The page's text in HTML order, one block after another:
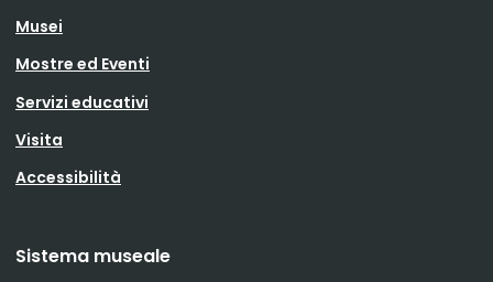
Musei
Mostre ed Eventi
Servizi educativi
Visita
Accessibilità
Sistema museale